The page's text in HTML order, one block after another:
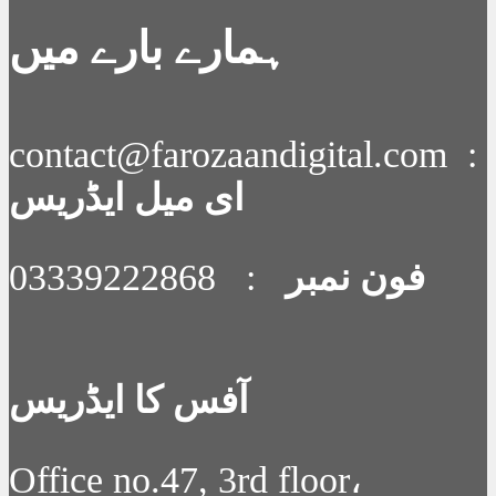
ہمارے بارے میں
contact@farozaandigital.com :
ای میل ایڈریس
فون نمبر : 03339222868
آفس کا ایڈریس
Office no.47, 3rd floor،